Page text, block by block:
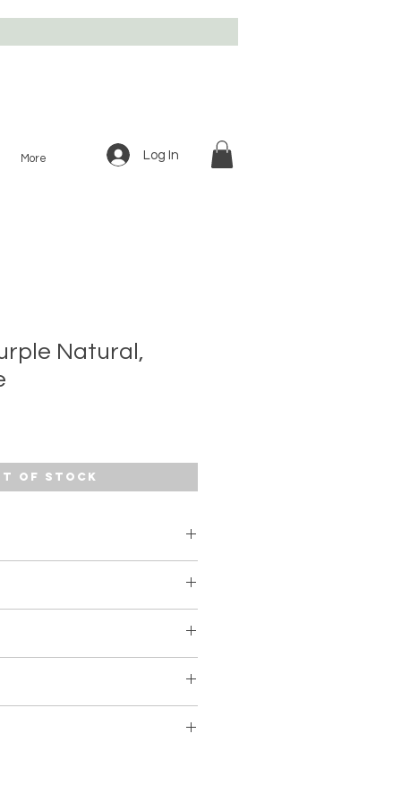
More Log In
Natural,
of Stock